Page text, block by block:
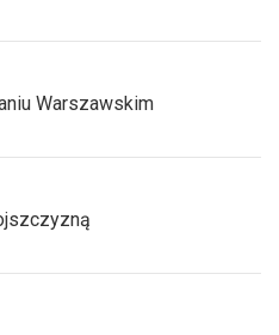
Warszawskim